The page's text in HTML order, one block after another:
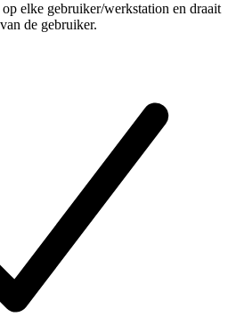
elke gebruiker/werkstation en draait
de gebruiker.